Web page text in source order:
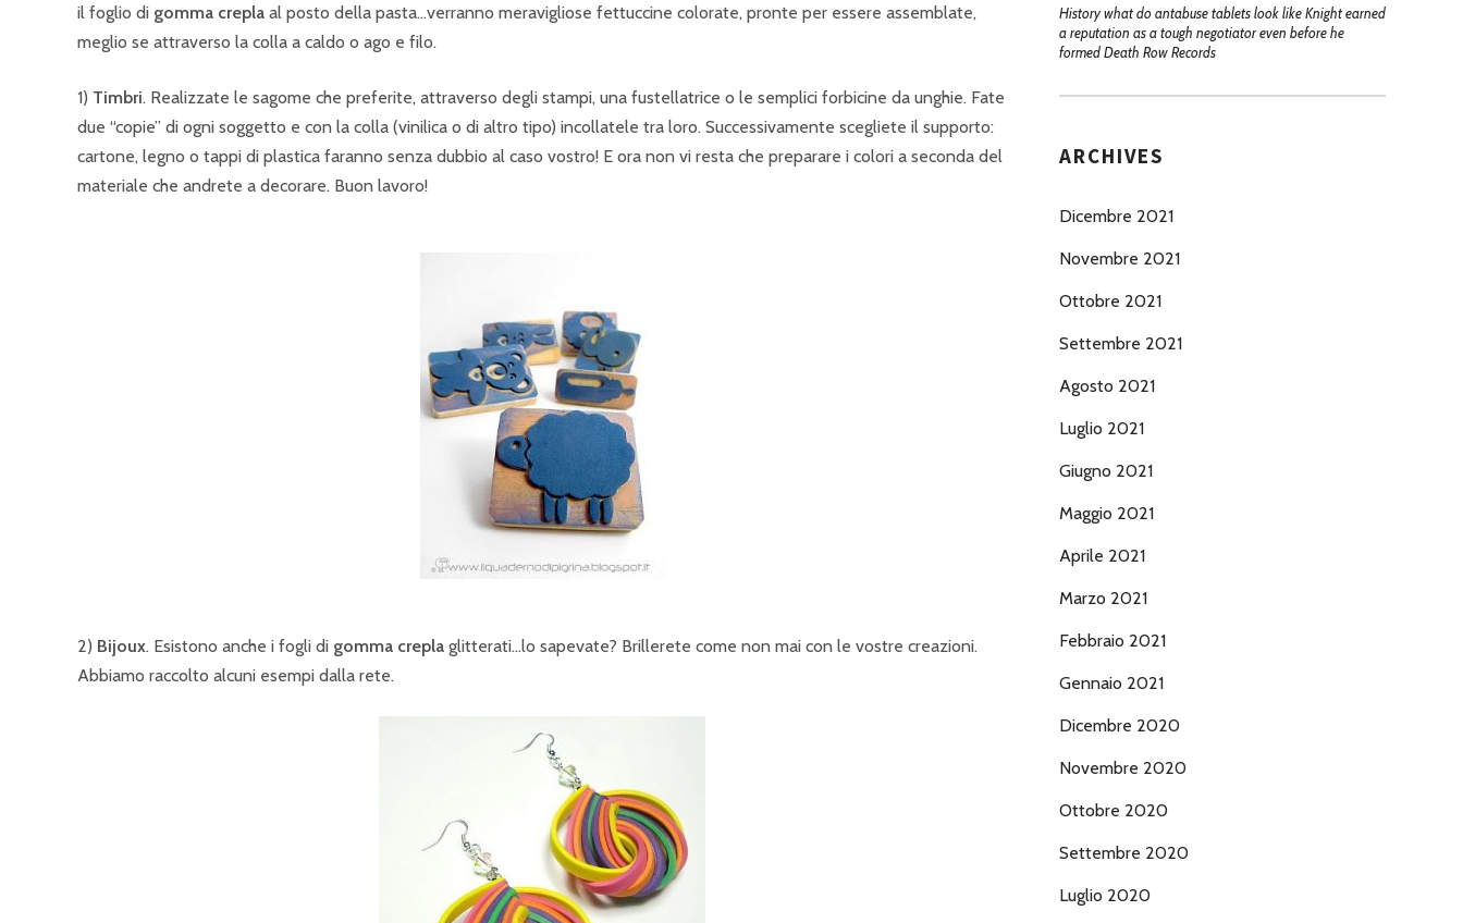
il foglio di gomma crepla al posto della pasta…verranno meravigliose fettuccine colorate, pronte per essere assemblate,
meglio se attraverso la colla a caldo o ago e filo.
1) Timbri. Realizzate le sagome che preferite, attraverso degli stampi, una fustellatrice o le semplici forbicine da unghie. Fate
due “copie” di ogni soggetto e con la colla (vinilica o di altro tipo) incollatele tra loro. Successivamente scegliete il supporto:
cartone, legno o tappi di plastica faranno senza dubbio al caso vostro! E ora non vi resta che preparare i colori a seconda del
materiale che andrete a decorare. Buon lavoro!
2) Bijoux. Esistono anche i fogli di gomma crepla glitterati…lo sapevate? Brillerete come non mai con le vostre creazioni.
Abbiamo raccolto alcuni esempi dalla rete.
History what do antabuse tablets look like Knight earned
a reputation as a tough negotiator even before he
formed Death Row Records
ARCHIVES
Dicembre 2021
Novembre 2021
Ottobre 2021
Settembre 2021
Agosto 2021
Luglio 2021
Giugno 2021
Maggio 2021
Aprile 2021
Marzo 2021
Febbraio 2021
Gennaio 2021
Dicembre 2020
Novembre 2020
Ottobre 2020
Settembre 2020
Luglio 2020